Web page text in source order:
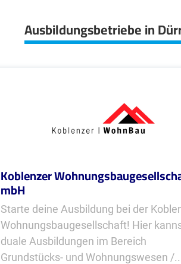
Ausbildungsbetriebe in
Koblenzer
mbH
Starte deine Ausbildung bei der
Wohnungsbaugesellschaft! Hier
duale Ausbildungen im Bereich
Grundstücks- und Wohnungswesen /